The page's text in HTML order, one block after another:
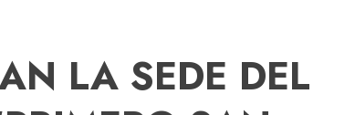
LA SEDE DEL